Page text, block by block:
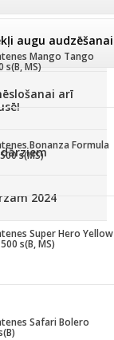
augu audzēšanai
arī
2024
Mango Tango
s(B, MS)
Bonanza Formula
s(MS)
Super Hero Yellow
s(B, MS)
Safari Bolero